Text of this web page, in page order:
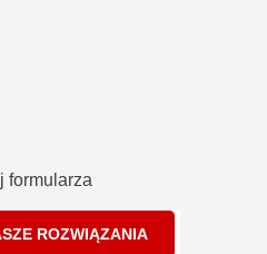
formularza
ROZWIĄZANIA